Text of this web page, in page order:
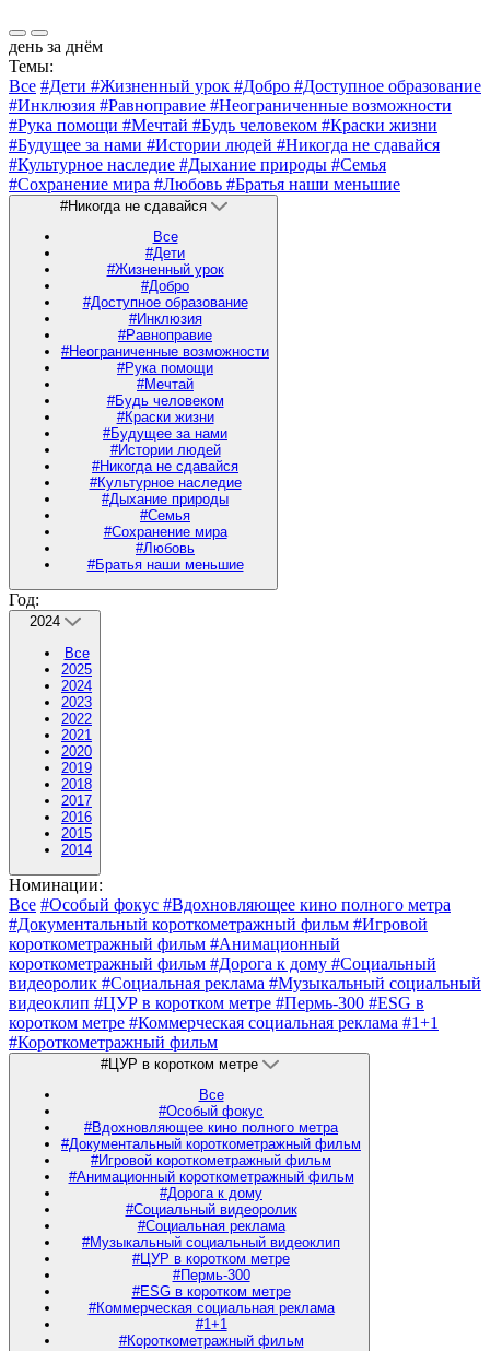
день за днём
Темы:
Все #Дети #Жизненный урок #Добро #Доступное образование
#Инклюзия #Равноправие #Неограниченные возможности
#Рука помощи #Мечтай #Будь человеком #Краски жизни
#Будущее за нами #Истории людей #Никогда не сдавайся
#Культурное наследие #Дыхание природы #Семья
#Сохранение мира #Любовь #Братья наши меньшие
#Никогда не сдавайся
Все
#Дети
#Жизненный урок
#Добро
#Доступное образование
#Инклюзия
#Равноправие
#Неограниченные возможности
#Рука помощи
#Мечтай
#Будь человеком
#Краски жизни
#Будущее за нами
#Истории людей
#Никогда не сдавайся
#Культурное наследие
#Дыхание природы
#Семья
#Сохранение мира
#Любовь
#Братья наши меньшие
Год:
2024
Все
2025
2024
2023
2022
2021
2020
2019
2018
2017
2016
2015
2014
Номинации:
Все #Особый фокус #Вдохновляющее кино полного метра
#Документальный короткометражный фильм #Игровой
короткометражный фильм #Анимационный
короткометражный фильм #Дорога к дому #Социальный
видеоролик #Социальная реклама #Музыкальный социальный
видеоклип #ЦУР в коротком метре #Пермь-300 #ESG в
коротком метре #Коммерческая социальная реклама #1+1
#Короткометражный фильм
#ЦУР в коротком метре
Все
#Особый фокус
#Вдохновляющее кино полного метра
#Документальный короткометражный фильм
#Игровой короткометражный фильм
#Анимационный короткометражный фильм
#Дорога к дому
#Социальный видеоролик
#Социальная реклама
#Музыкальный социальный видеоклип
#ЦУР в коротком метре
#Пермь-300
#ESG в коротком метре
#Коммерческая социальная реклама
#1+1
#Короткометражный фильм